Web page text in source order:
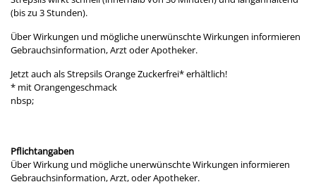
(bis zu 3 Stunden).
Über Wirkungen und mögliche unerwünschte Wirkungen informieren
Gebrauchsinformation, Arzt oder Apotheker.
Jetzt auch als Strepsils Orange Zuckerfrei* erhältlich!
* mit Orangengeschmack
nbsp;
Pflichtangaben
Über Wirkung und mögliche unerwünschte Wirkungen informieren
Gebrauchsinformation, Arzt, oder Apotheker.